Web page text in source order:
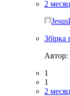
2
Збірка
Автор:
1
1
2